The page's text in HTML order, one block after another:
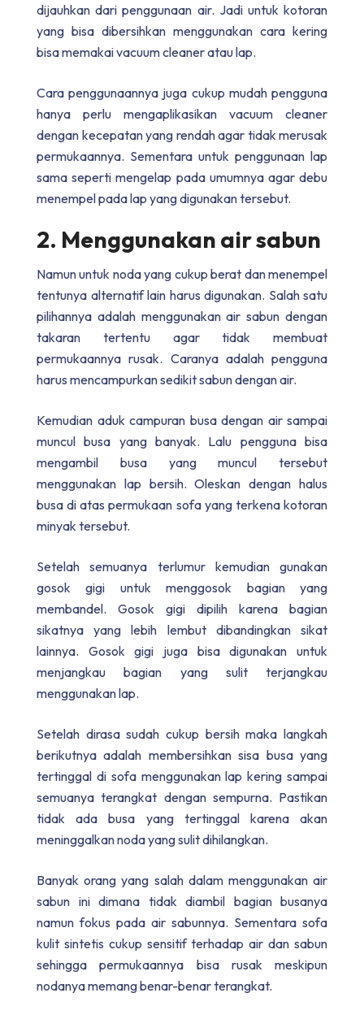
dijauhkan dari penggunaan air. Jadi untuk kotoran
yang bisa dibersihkan menggunakan cara kering
bisa memakai vacuum cleaner atau lap.
Cara penggunaannya juga cukup mudah pengguna
hanya perlu mengaplikasikan vacuum cleaner
dengan kecepatan yang rendah agar tidak merusak
permukaannya. Sementara untuk penggunaan lap
sama seperti mengelap pada umumnya agar debu
menempel pada lap yang digunakan tersebut.
2. Menggunakan air sabun
Namun untuk noda yang cukup berat dan menempel
tentunya alternatif lain harus digunakan. Salah satu
pilihannya adalah menggunakan air sabun dengan
takaran tertentu agar tidak membuat
permukaannya rusak. Caranya adalah pengguna
harus mencampurkan sedikit sabun dengan air.
Kemudian aduk campuran busa dengan air sampai
muncul busa yang banyak. Lalu pengguna bisa
mengambil busa yang muncul tersebut
menggunakan lap bersih. Oleskan dengan halus
busa di atas permukaan sofa yang terkena kotoran
minyak tersebut.
Setelah semuanya terlumur kemudian gunakan
gosok gigi untuk menggosok bagian yang
membandel. Gosok gigi dipilih karena bagian
sikatnya yang lebih lembut dibandingkan sikat
lainnya. Gosok gigi juga bisa digunakan untuk
menjangkau bagian yang sulit terjangkau
menggunakan lap.
Setelah dirasa sudah cukup bersih maka langkah
berikutnya adalah membersihkan sisa busa yang
tertinggal di sofa menggunakan lap kering sampai
semuanya terangkat dengan sempurna. Pastikan
tidak ada busa yang tertinggal karena akan
meninggalkan noda yang sulit dihilangkan.
Banyak orang yang salah dalam menggunakan air
sabun ini dimana tidak diambil bagian busanya
namun fokus pada air sabunnya. Sementara sofa
kulit sintetis cukup sensitif terhadap air dan sabun
sehingga permukaannya bisa rusak meskipun
nodanya memang benar-benar terangkat.